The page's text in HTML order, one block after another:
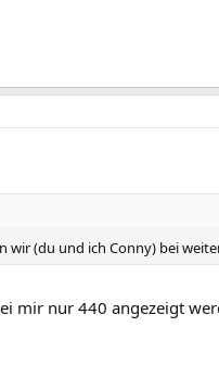
wir (du und ich Conny) bei
mir nur 440 angezeigt